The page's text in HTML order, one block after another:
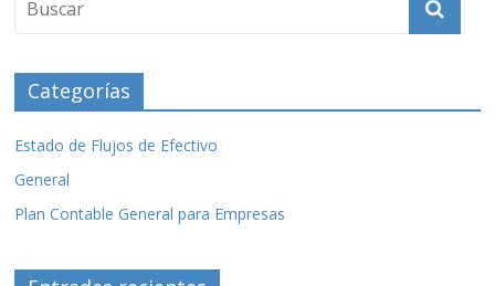
o
k
Categorías
Estado de Flujos de Efectivo
General
Plan Contable General para Empresas